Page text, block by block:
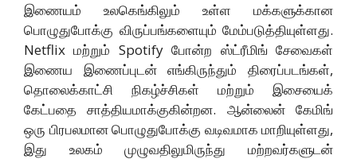
இணையம் உலகெங்கிலும் உள்ள மக்களுக்கான
பொழுதுபோக்கு விருப்பங்களையும் மேம்படுத்தியுள்ளது.
Netflix மற்றும் Spotify போன்ற ஸ்ட்ரீமிங் சேவைகள்
இணைய இணைப்புடன் எங்கிருந்தும் திரைப்படங்கள்,
தொலைக்காட்சி நிகழ்ச்சிகள் மற்றும் இசையைக்
கேட்பதை சாத்தியமாக்குகின்றன. ஆன்லைன் கேமிங்
ஒரு பிரபலமான பொழுதுபோக்கு வடிவமாக மாறியுள்ளது,
இது உலகம் முழுவதிலுமிருந்து மற்றவர்களுடன்